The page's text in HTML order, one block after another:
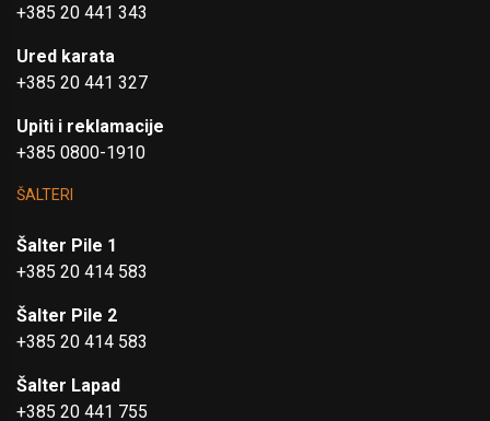
+385 20 441 343
Ured karata
+385 20 441 327
Upiti i reklamacije
+385 0800-1910
ŠALTERI
Šalter Pile 1
+385 20 414 583
Šalter Pile 2
+385 20 414 583
Šalter Lapad
+385 20 441 755